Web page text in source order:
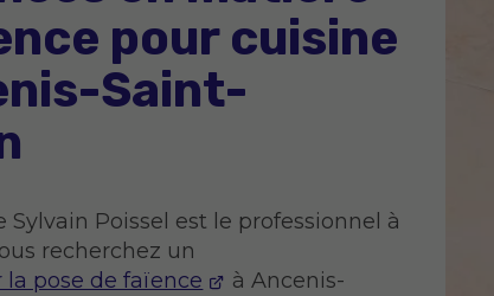
pour cuisine
Saint-
Sylvain Poissel est le professionnel à
recherchez un
pose de faïence
à Ancenis-